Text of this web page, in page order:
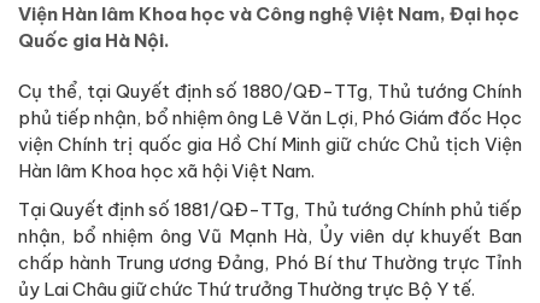
Viện Hàn lâm Khoa học và Công nghệ Việt Nam, Đại học
Quốc gia Hà Nội.
Cụ thể, tại Quyết định số 1880/QĐ-TTg, Thủ tướng Chính
phủ tiếp nhận, bổ nhiệm ông Lê Văn Lợi, Phó Giám đốc Học
viện Chính trị quốc gia Hồ Chí Minh giữ chức Chủ tịch Viện
Hàn lâm Khoa học xã hội Việt Nam.
Tại Quyết định số 1881/QĐ-TTg, Thủ tướng Chính phủ tiếp
nhận, bổ nhiệm ông Vũ Mạnh Hà, Ủy viên dự khuyết Ban
chấp hành Trung ương Đảng, Phó Bí thư Thường trực Tỉnh
ủy Lai Châu giữ chức Thứ trưởng Thường trực Bộ Y tế.